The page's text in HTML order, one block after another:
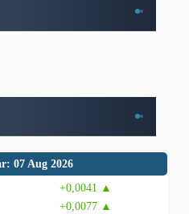
07 Aug 2026
+0,0041 ▲
+0,0077 ▲